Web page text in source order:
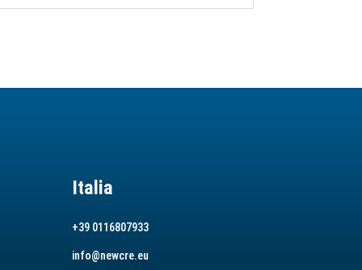
Italia
+39 0116807933
info@newcre.eu